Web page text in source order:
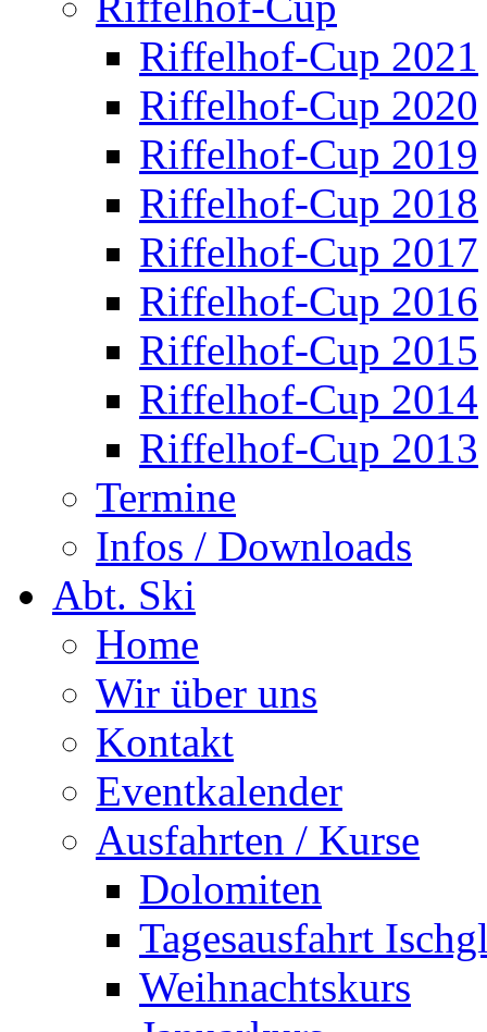
Riffelhof-Cup 2021
Riffelhof-Cup 2020
Riffelhof-Cup 2019
Riffelhof-Cup 2018
Riffelhof-Cup 2017
Riffelhof-Cup 2016
Riffelhof-Cup 2015
Riffelhof-Cup 2014
Riffelhof-Cup 2013
Termine
Infos / Downloads
Abt. Ski
Home
Wir über uns
Kontakt
Eventkalender
Ausfahrten / Kurse
Dolomiten
Tagesausfahrt
Weihnachtskurs